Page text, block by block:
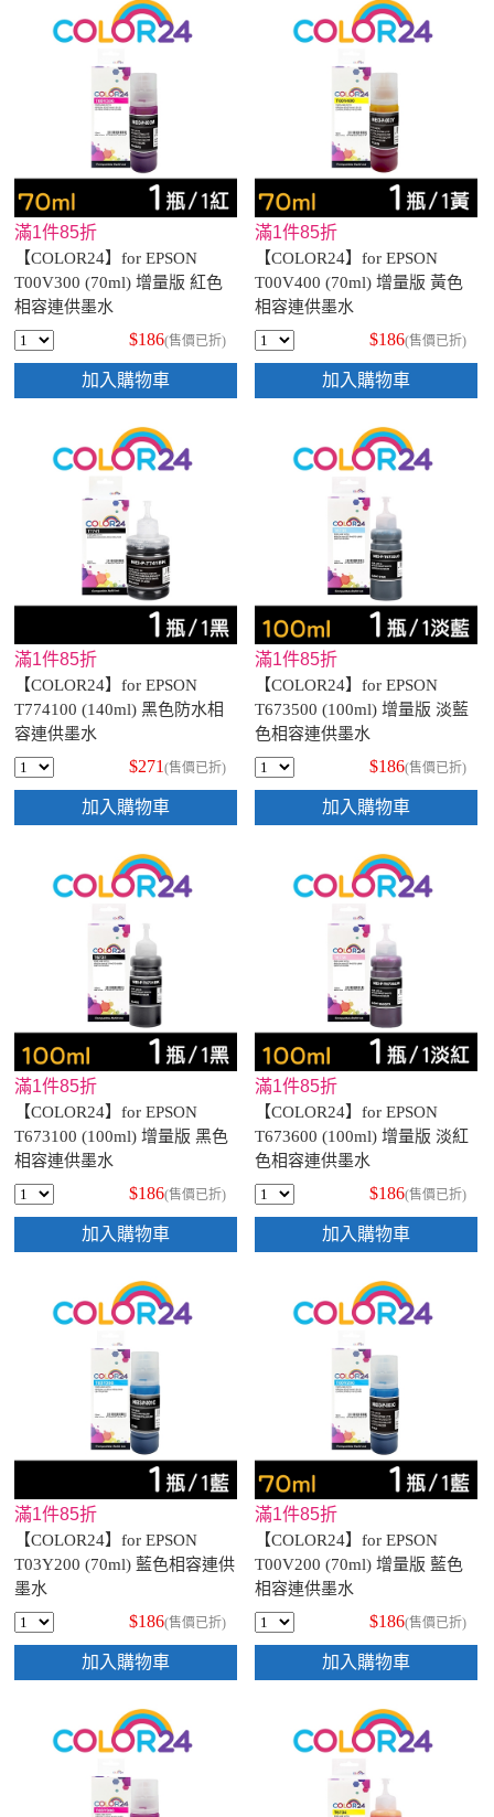
滿1件85折
【COLOR24】for EPSON
T00V300 (70ml) 增量版 紅色
相容連供墨水
$186(售價已折)
加入購物車
滿1件85折
【COLOR24】for EPSON
T00V400 (70ml) 增量版 黃色
相容連供墨水
$186(售價已折)
加入購物車
滿1件85折
【COLOR24】for EPSON
T774100 (140ml) 黑色防水相
容連供墨水
$271 (售價已折)
加入購物車
滿1件85折
【COLOR24】for EPSON
T673500 (100ml) 增量版 淡藍
色相容連供墨水
$186(售價已折)
加入購物車
滿1件85折
【COLOR24】for EPSON
T673100 (100ml) 增量版 黑色
相容連供墨水
$186(售價已折)
加入購物車
滿1件85折
【COLOR24】for EPSON
T673600 (100ml) 增量版 淡紅
色相容連供墨水
$186(售價已折)
加入購物車
滿1件85折
【COLOR24】for EPSON
T03Y200 (70ml) 藍色相容連供
墨水
$186(售價已折)
加入購物車
滿1件85折
【COLOR24】for EPSON
T00V200 (70ml) 增量版 藍色
相容連供墨水
$186(售價已折)
加入購物車